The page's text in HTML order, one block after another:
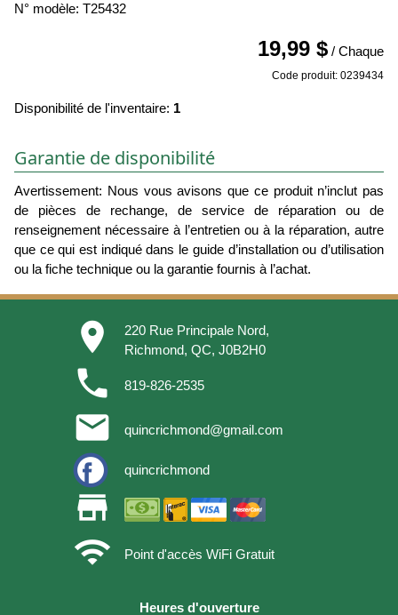
N° modèle: T25432
19,99 $ / Chaque
Code produit: 0239434
Disponibilité de l'inventaire: 1
Garantie de disponibilité
Avertissement: Nous vous avisons que ce produit n’inclut pas
de pièces de rechange, de service de réparation ou de
renseignement nécessaire à l’entretien ou à la réparation, autre
que ce qui est indiqué dans le guide d’installation ou d’utilisation
ou la fiche technique ou la garantie fournis à l’achat.
place
220 Rue Principale Nord,
Richmond, QC, J0B2H0
phone 819-826-2535
email quincrichmond@gmail.com
quincrichmond
store
wifi
Point d'accès WiFi Gratuit
Heures d'ouverture